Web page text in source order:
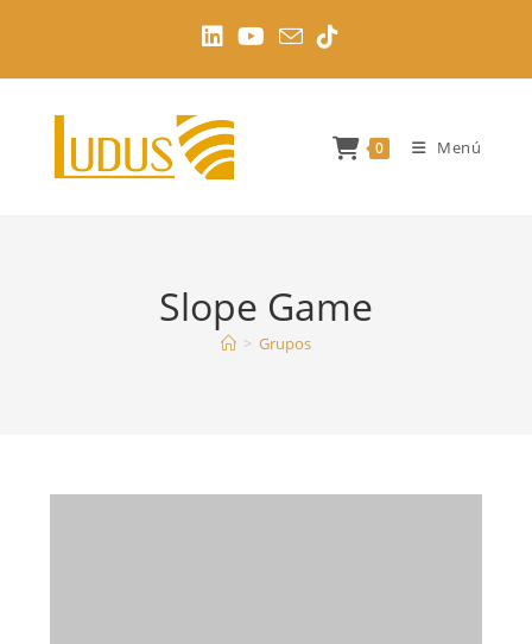
contenido
0 Menú
Slope Game
> Grupos